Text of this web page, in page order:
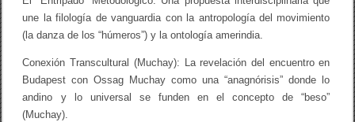
une la filología de vanguardia con la antropología del movimiento
(la danza de los “húmeros”) y la ontología amerindia.
Conexión Transcultural (Muchay): La revelación del encuentro en
Budapest con Ossag Muchay como una “anagnórisis” donde lo
andino y lo universal se funden en el concepto de “beso”
(Muchay).